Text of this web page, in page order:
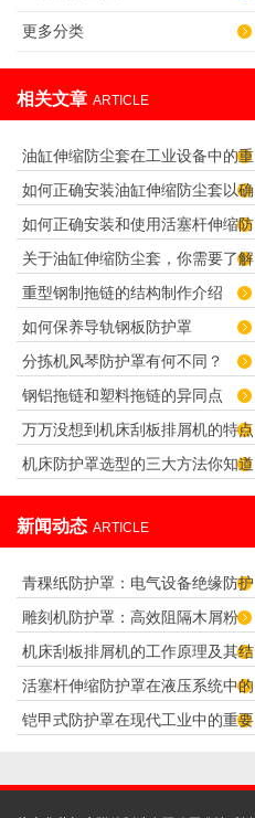
更多分类
相关文章 ARTICLE
油缸伸缩防尘套在工业设备中的重
要性
如何正确安装油缸伸缩防尘套以确
保其有效工作？
如何正确安装和使用活塞杆伸缩防
护罩？
关于油缸伸缩防尘套，你需要了解
的还有这么多！
重型钢制拖链的结构制作介绍
如何保养导轨钢板防护罩
分拣机风琴防护罩有何不同？
钢铝拖链和塑料拖链的异同点
万万没想到机床刮板排屑机的特点
那么多
机床防护罩选型的三大方法你知道
新闻动态 ARTICLE
青稞纸防护罩：电气设备绝缘防护
专用方案
雕刻机防护罩：高效阻隔木屑粉
尘，守护设备精度与安全
机床刮板排屑机的工作原理及其结
构分析
活塞杆伸缩防护罩在液压系统中的
应用
铠甲式防护罩在现代工业中的重要